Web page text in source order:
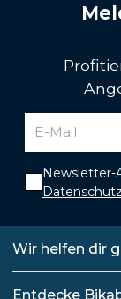
Newsletter-
Wir helfen dir
Entdecke